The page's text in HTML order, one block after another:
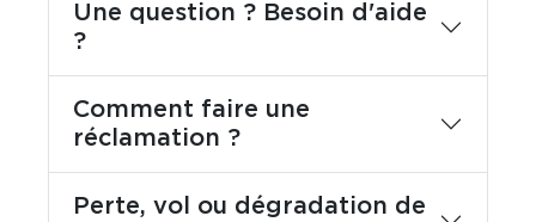
Une question ? Besoin d'aide
?
Comment faire une
réclamation ?
Perte, vol ou dégradation de